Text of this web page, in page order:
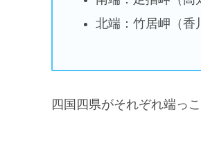
北端：竹居岬（香
四国四県がそれぞれ端っ